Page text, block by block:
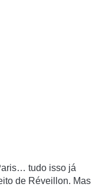
tudo isso já
de Réveillon. Mas